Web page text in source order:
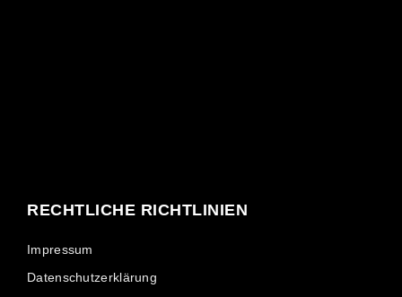
RECHTLICHE RICHTLINIEN
Impressum
Datenschutzerklärung